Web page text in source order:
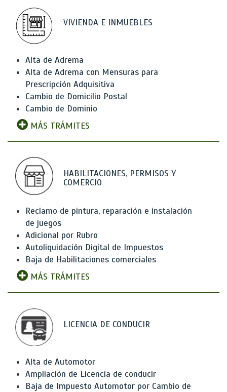
VIVIENDA E INMUEBLES
Alta de Adrema
Alta de Adrema con Mensuras para
Prescripción Adquisitiva
Cambio de Domicilio Postal
Cambio de Dominio
MÁS TRÁMITES
HABILITACIONES, PERMISOS Y
COMERCIO
Reclamo de pintura, reparación e instalación
de juegos
Adicional por Rubro
Autoliquidación Digital de Impuestos
Baja de Habilitaciones comerciales
MÁS TRÁMITES
LICENCIA DE CONDUCIR
Alta de Automotor
Ampliación de Licencia de conducir
Baja de Impuesto Automotor por Cambio de